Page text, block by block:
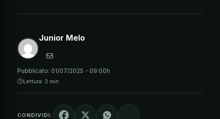
Junior Melo
Pubblicato: 01/07/2025 - 09:00h
Lettura: 2 min
CONDIVIDI: